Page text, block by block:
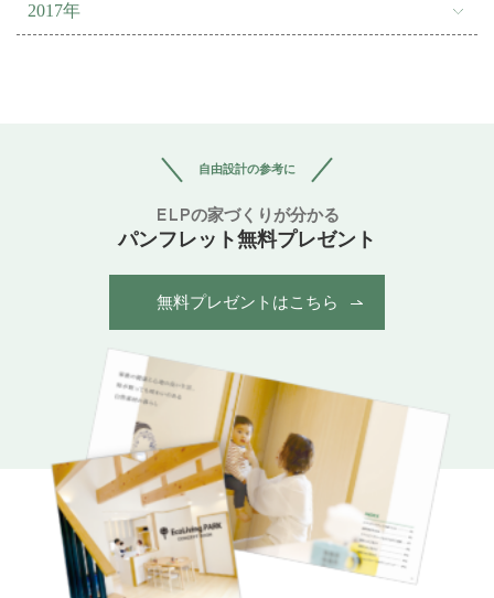
2017年
自由設計の参考に
ELPの家づくりが分かる
パンフレット無料プレゼント
無料プレゼントはこちら